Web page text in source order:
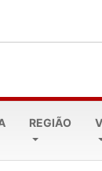
REGIÃO